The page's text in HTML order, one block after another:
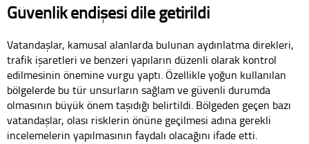
Güvenlik endişesi dile getirildi
Vatandaşlar, kamusal alanlarda bulunan aydınlatma direkleri,
trafik işaretleri ve benzeri yapıların düzenli olarak kontrol
edilmesinin önemine vurgu yaptı. Özellikle yoğun kullanılan
bölgelerde bu tür unsurların sağlam ve güvenli durumda
olmasının büyük önem taşıdığı belirtildi. Bölgeden geçen bazı
vatandaşlar, olası risklerin önüne geçilmesi adına gerekli
incelemelerin yapılmasının faydalı olacağını ifade etti.